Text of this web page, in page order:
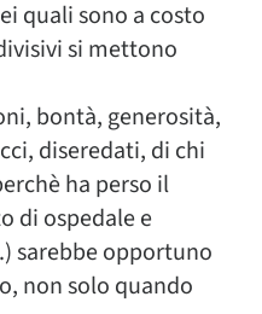
quali sono a costo
si mettono
bontà, generosità,
diseredati, di chi
ha perso il
di ospedale e
sarebbe opportuno
non solo quando